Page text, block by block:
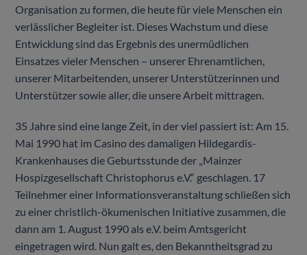
Organisation zu formen, die heute für viele Menschen ein
verlässlicher Begleiter ist. Dieses Wachstum und diese
Entwicklung sind das Ergebnis des unermüdlichen
Einsatzes vieler Menschen – unserer Ehrenamtlichen,
unserer Mitarbeitenden, unserer Unterstützerinnen und
Unterstützer sowie aller, die unsere Arbeit mittragen.
35 Jahre sind eine lange Zeit, in der viel passiert ist: Am 15.
Mai 1990 hat im Casino des damaligen Hildegardis-
Krankenhauses die Geburtsstunde der „Mainzer
Hospizgesellschaft Christophorus e.V.“ geschlagen. 17
Teilnehmer einer Informationsveranstaltung schließen sich
zu einer christlich-ökumenischen Initiative zusammen, die
dann am 1. August 1990 als e.V. beim Amtsgericht
eingetragen wird. Nun galt es, den Bekanntheitsgrad zu